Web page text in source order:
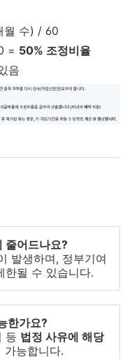
월 수) / 60
= 50% 조정비율
음
줄어드나요?
발생하며, 정부기여
한될 수 있습니다.
한가요?
등 법정 사유에 해당
능합니다.